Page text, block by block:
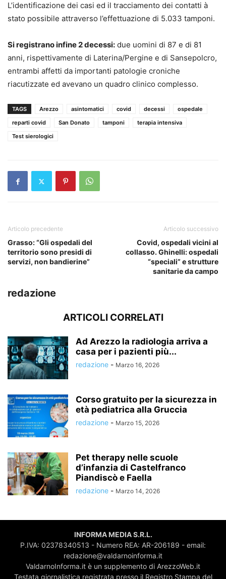
L’identificazione dei casi ed il tracciamento dei contatti à
stato possibile attraverso l’effettuazione di 5.033 tamponi.
Si registrano infine 2 decessi: due uomini di 87 e di 81
anni, rispettivamente di Laterina/Pergine e di Sansepolcro,
entrambi affetti da importanti patologie croniche
riacutizzate ed avevano un quadro clinico complesso.
TAGS Arezzo asintomatici covid decessi
ospedale
reparti covid
San Donato tamponi
terapia intensiva
Test sierologici
Articolo precedente
Grasso: “Gli ospedali del
territorio sono presidi di
servizi, non bandierine”
Articolo successivo
Covid, ospedali vicini al
collasso. Ghinelli: ospedali
“speciali” e strutture
sanitarie da campo
redazione
ARTICOLI CORRELATI
Ad Arezzo la radiologia arriva a
casa per i pazienti più...
redazione - Marzo 16, 2026
Corso gratuito per la sicurezza in
età pediatrica alla Gruccia
redazione - Marzo 15, 2026
Pet therapy nelle scuole
d’infanzia di Castelfranco
Piandiscò e Faella
redazione - Marzo 14, 2026
INFORMA MEDIA S.R.L.
P.IVA: 02378340513 - Numero REA: AR-206189 - email:
redazione@valdarnoinforma.it
ValdarnoInforma.it è un supplemento di ArezzoWeb.it
Testata giornalistica registrata presso il Registro Stampa del